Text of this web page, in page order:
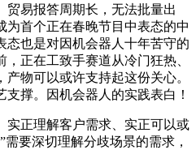
贸易报答周期长，无法批量出
为首个正在春晚节目中表态的中
态也是对因机会器人十年苦守的
正在工致手赛道从冷门狂热、
物可以或许支持起这份关心。
撑。因机会器人的实践表白！
正理解客户需求、实正可以或
要深切理解分歧场景的需求，